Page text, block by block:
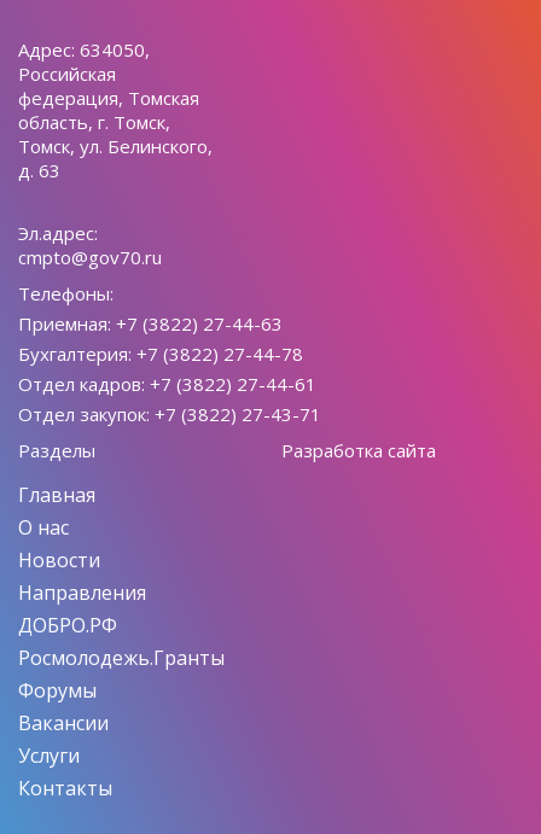
Адрес: 634050,
Российская
федерация, Томская
область, г. Томск,
Томск, ул. Белинского,
д. 63
Эл.адрес:
cmpto@gov70.ru
Телефоны:
Приемная: +7 (3822) 27-44-63
Бухгалтерия: +7 (3822) 27-44-78
Отдел кадров: +7 (3822) 27-44-61
Отдел закупок: +7 (3822) 27-43-71
Разделы
Главная
О нас
Новости
Направления
ДОБРО.РФ
Росмолодежь.Гранты
Форумы
Вакансии
Услуги
Контакты
Разработка сайта